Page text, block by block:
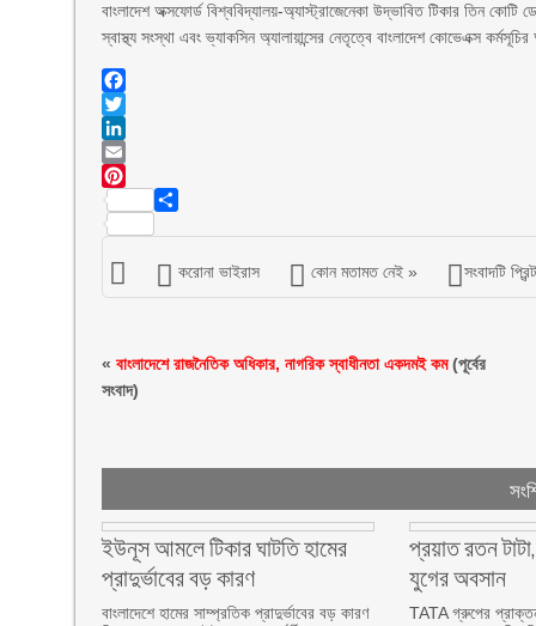
বাংলাদেশ অক্সফোর্ড বিশ্ববিদ্যালয়-অ্যাস্ট্রাজেনেকা উদ্ভাবিত টিকার তিন
স্বাস্থ্য সংস্থা এবং ভ্যাকসিন অ্যালায়ান্সের নেতৃত্বে বাংলাদেশ কোভেএক্স
Facebook
Twitter
LinkedIn
Email
Pinterest
করোনা ভাইরাস কোন মতামত নেই » সংবাদটি
« বাংলাদেশে রাজনৈতিক অধিকার, নাগরিক স্বাধীনতা একদমই কম(পূর্বের
সংবাদ)
ইউনূস আমলে টিকার ঘাটতি হামের
প্রাদুর্ভাবের বড় কারণ
বাংলাদেশে হামের সাম্প্রতিক প্রাদুর্ভাবের বড় কারণ
প্রয়াত রতন
যুগের অবসান
TATA গ্রুপের প্রাক্তন